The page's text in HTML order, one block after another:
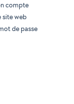
compte
site web
de passe